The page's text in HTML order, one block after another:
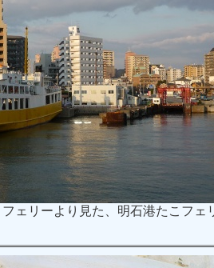
ェリーより見た、明石港たこフェ